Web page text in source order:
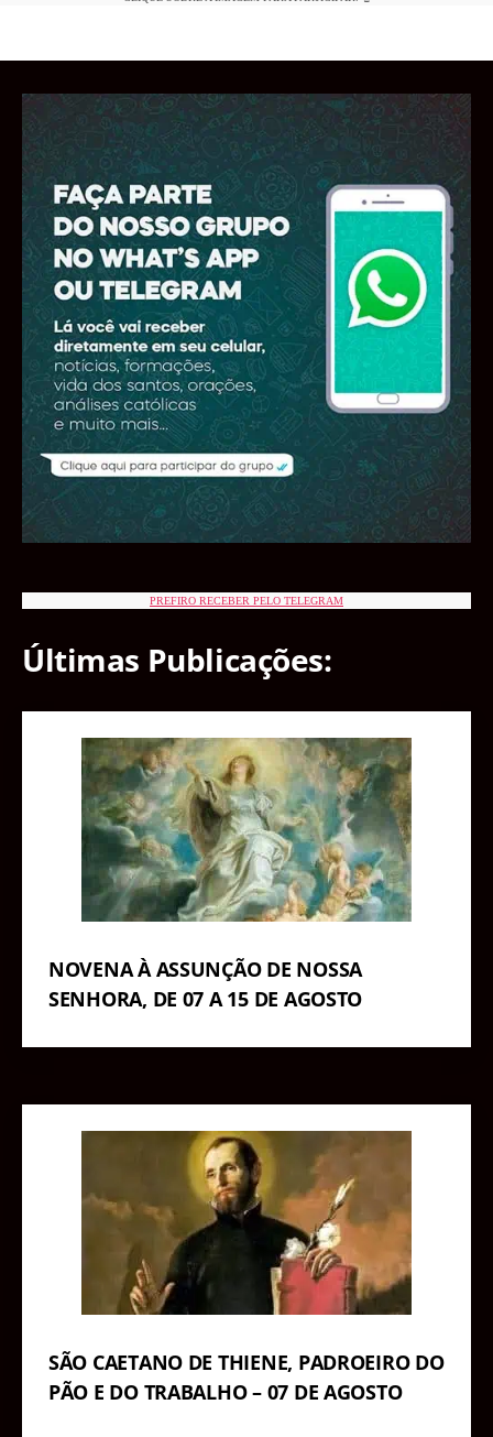
PREFIRO RECEBER PELO TELEGRAM
Últimas Publicações:
NOVENA À ASSUNÇÃO DE NOSSA
SENHORA, DE 07 A 15 DE AGOSTO
SÃO CAETANO DE THIENE, PADROEIRO DO
PÃO E DO TRABALHO – 07 DE AGOSTO